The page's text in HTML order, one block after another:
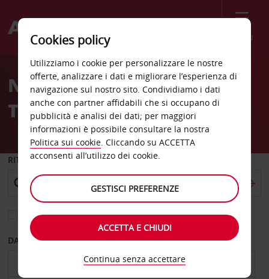
Menù
Welcome
AvisNoleggio auto West
Tisbury
RITIRO DA
Scegli una località di riconsegna diversa
DAL GIORNO AL GIORNO
Cookies policy
Utilizziamo i cookie per personalizzare le nostre
offerte, analizzare i dati e migliorare l’esperienza di
navigazione sul nostro sito. Condividiamo i dati
anche con partner affidabili che si occupano di
pubblicità e analisi dei dati; per maggiori
informazioni è possibile consultare la nostra
Politica sui cookie. Cliccando su ACCETTA
acconsenti all’utilizzo dei cookie.
GESTISCI PREFERENZE
ACCETTA E CHIUDI
Continua senza accettare